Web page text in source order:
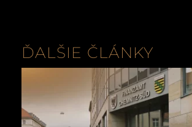
ĎALŠIE ČLÁNKY